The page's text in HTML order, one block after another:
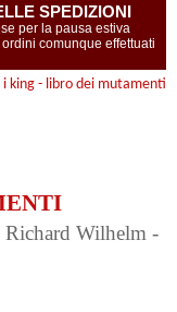
SPEDIZIONI
per la pausa estiva
comunque effettuati
i king - libro dei mutamenti
Richard Wilhelm -